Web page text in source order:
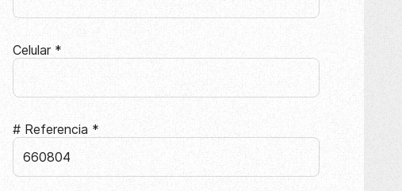
Celular *
# Referencia *